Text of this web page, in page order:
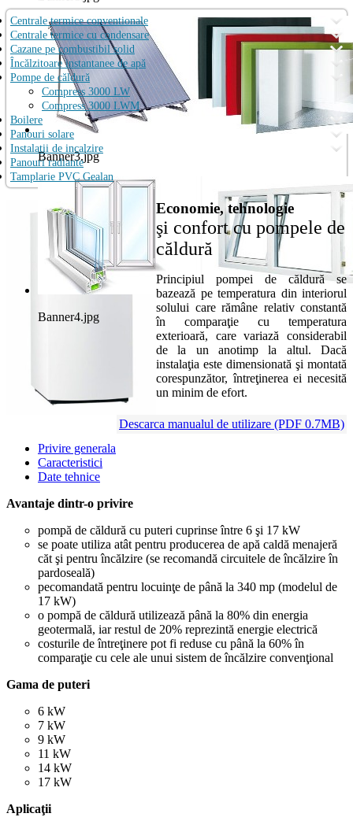
Banner3.jpg
Banner4.jpg
Centrale termice conventionale
Centrale termice cu condensare
Cazane pe combustibil solid
Încălzitoare instantanee de apă
Pompe de căldură
Compress 3000 LW
Compress 3000 LWM
Boilere
Panouri solare
Instalatii de incalzire
Panouri radiante
Tamplarie PVC Gealan
Economie, tehnologie
şi confort cu pompele de
căldură
Principiul pompei de căldură se
bazează pe temperatura din interiorul
solului care rămâne relativ constantă
în comparaţie cu temperatura
exterioară, care variază considerabil
de la un anotimp la altul. Dacă
instalaţia este dimensionată şi montată
corespunzător, întreţinerea ei necesită
un minim de efort.
Descarca manualul de utilizare (PDF 0.7MB)
Privire generala
Caracteristici
Date tehnice
Avantaje dintr-o privire
pompă de căldură cu puteri cuprinse între 6 şi 17 kW
se poate utiliza atât pentru producerea de apă caldă menajeră
căt şi pentru încălzire (se recomandă circuitele de încălzire în
pardoseală)
pecomandată pentru locuinţe de până la 340 mp (modelul de
17 kW)
o pompă de căldură utilizează până la 80% din energia
geotermală, iar restul de 20% reprezintă energie electrică
costurile de întreţinere pot fi reduse cu până la 60% în
comparaţie cu cele ale unui sistem de încălzire convenţional
Gama de puteri
6 kW
7 kW
9 kW
11 kW
14 kW
17 kW
Aplicaţii